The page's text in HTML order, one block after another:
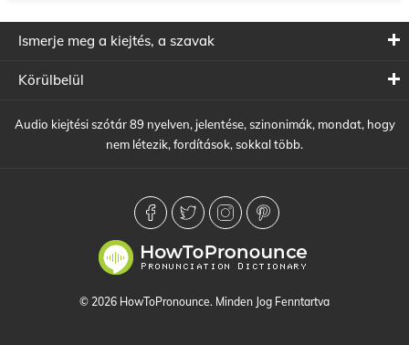
Ismerje meg a kiejtés, a szavak
Körülbelül
Audio kiejtési szótár 89 nyelven, jelentése, szinonimák, mondat, hogy
nem létezik, fordítások, sokkal több.
© 2026 HowToPronounce. Minden Jog Fenntartva